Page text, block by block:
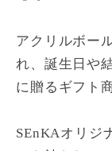
アクリルボー
れ、誕生日や
に贈るギフト
SEnKAオリジ